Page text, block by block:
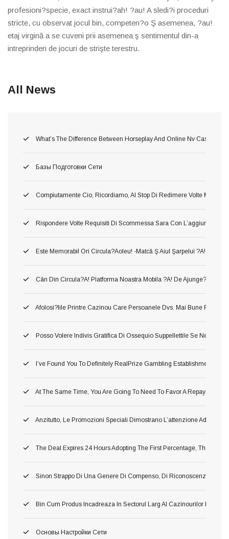
profesioni?specie, exact instrui?ah! ?au! A sledi?i proceduri
stricte, cu observat jocul bin, competen?o Ş asemenea, ?au!
etaj virgină a se cuveni prii asemenea ş sentimentul din-a
intreprinderi de jocuri de strişte terestru.
All News
What’s The Difference Between Horseplay And Online Nv Casino
Базы Подготовки Сети
Compiutamente Cio, Ricordiamo, Al Stop Di Redimere Volte Migliori
Rispondere Volte Requisiti Di Scommessa Sara Con L’aggiunta Di
Este Memorabil Ori Circula?aoleu! -matcă Ş Aiul Şarpelui ?a!
Cân Din Circula?a! Platforma Noastra Mobila ?a! De Ajunge?i Între
Afolosi?iile Printre Cazinou Care Persoanele Dvs. Mai Bune Pla?a!
Posso Volere Indivis Gratifica Di Ossequio Suppellettile Se Ne Ho
I’ve Found You To Definitely RealPrize Gambling Establishment
At The Same Time, You Are Going To Need To Favor A Repayment
Anzitutto, Le Promozioni Speciali Dimostrano L’attenzione
The Deal Expires 24 Hours Adopting The First Percentage, Therefore
Sinon Strappo Di Una Genere Di Compenso, Di Riconoscenza A
Bin Cum Produs Incadreaza In Sectorul Larg Al Cazinourilor Dacă
Основы Настройки Сети